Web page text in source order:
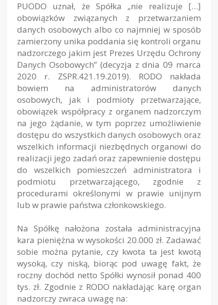
PUODO uznał, że Spółka „nie realizuje […]
obowiązków związanych z przetwarzaniem
danych osobowych albo co najmniej w sposób
zamierzony unika poddania się kontroli organu
nadzorczego jakim jest Prezes Urzędu Ochrony
Danych Osobowych” (decyzja z dnia 09 marca
2020 r. ZSPR.421.19.2019). RODO nakłada
bowiem na administratorów danych
osobowych, jak i podmioty przetwarzające,
obowiązek współpracy z organem nadzorczym
na jego żądanie, w tym poprzez umożliwienie
dostępu do wszystkich danych osobowych oraz
wszelkich informacji niezbędnych organowi do
realizacji jego zadań oraz zapewnienie dostępu
do wszelkich pomieszczeń administratora i
podmiotu przetwarzającego, zgodnie z
procedurami określonymi w prawie unijnym
lub w prawie państwa członkowskiego.
Na Spółkę nałożona została administracyjna
kara pieniężna w wysokości 20.000 zł. Zadawać
sobie można pytanie, czy kwota ta jest kwotą
wysoką, czy niską, biorąc pod uwagę fakt, że
roczny dochód netto Spółki wynosił ponad 400
tys. zł. Zgodnie z RODO nakładając karę organ
nadzorczy zwraca uwagę na: